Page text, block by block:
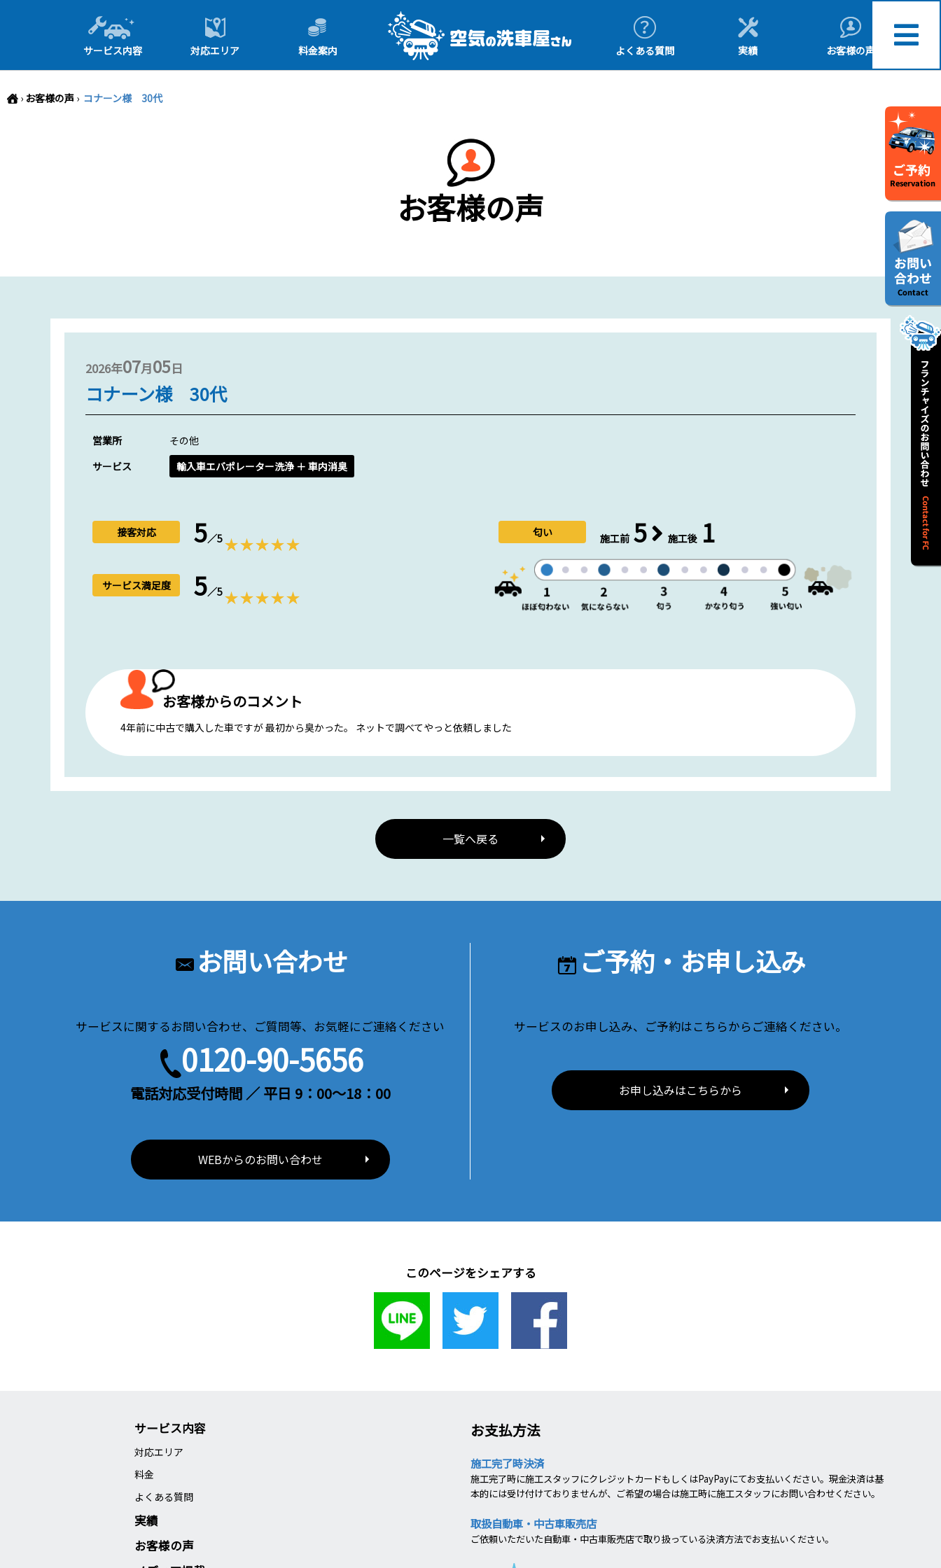
サービス内容 対応エリア 料金案内 よくある質問 実績 お客様の声
› お客様の声 › コナーン様 30代
お客様の声
2026年07月05日
コナーン様 30代
営業所
その他
サービス
輸入車エバポレーター洗浄 ＋ 車内消臭
接客対応 5／5
サービス満足度 5／5
匂い 施工前 5 施工後 1
お客様からのコメント
4年前に中古で購入した車ですが 最初から臭かった。 ネットで調べてやっと依頼しました
一覧へ戻る
お問い合わせ
サービスに関するお問い合わせ、ご質問等、お気軽にご連絡ください
0120-90-5656
電話対応受付時間 ／ 平日 9：00～18：00
WEBからのお問い合わせ
ご予約・お申し込み
サービスのお申し込み、ご予約はこちらからご連絡ください。
お申し込みはこちらから
このページをシェアする
サービス内容
対応エリア
料金
よくある質問
実績
お客様の声
お支払方法
施工完了時決済
施工完了時に施工スタッフにクレジットカードもしくはPayPayにてお支払いください。現金決済は基
本的には受け付けておりませんが、ご希望の場合は施工時に施工スタッフにお問い合わせください。
取扱自動車・中古車販売店
ご依頼いただいた自動車・中古車販売店で取り扱っている決済方法でお支払いください。